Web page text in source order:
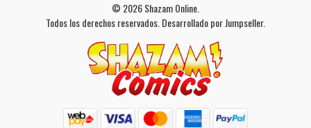
© 2026 Shazam Online.
Todos los derechos reservados.Desarrollado por Jumpseller.